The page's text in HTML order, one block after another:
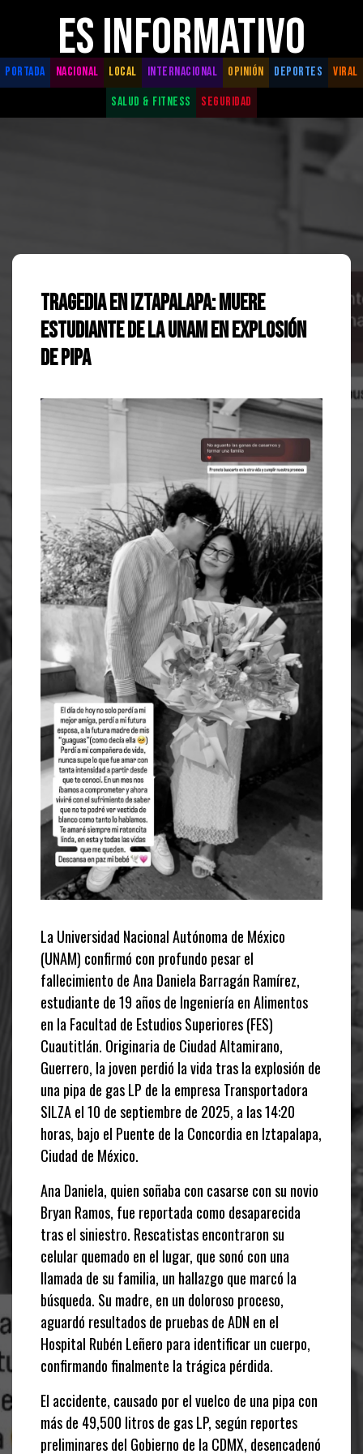
ES INFORMATIVO
PORTADA NACIONAL LOCAL INTERNACIONAL OPINIÓN DEPORTES
VIRAL
SALUD & FITNESS
SEGURIDAD
Tragedia en Iztapalapa: Muere
estudiante de la UNAM en explosión
de pipa
La Universidad Nacional Autónoma de México
(UNAM) confirmó con profundo pesar el
fallecimiento de Ana Daniela Barragán Ramírez,
estudiante de 19 años de Ingeniería en Alimentos
en la Facultad de Estudios Superiores (FES)
Cuautitlán. Originaria de Ciudad Altamirano,
Guerrero, la joven perdió la vida tras la explosión de
una pipa de gas LP de la empresa Transportadora
SILZA el 10 de septiembre de 2025, a las 14:20
horas, bajo el Puente de la Concordia en Iztapalapa,
Ciudad de México.
Ana Daniela, quien soñaba con casarse con su novio
Bryan Ramos, fue reportada como desaparecida
tras el siniestro. Rescatistas encontraron su
celular quemado en el lugar, que sonó con una
llamada de su familia, un hallazgo que marcó la
búsqueda. Su madre, en un doloroso proceso,
aguardó resultados de pruebas de ADN en el
Hospital Rubén Leñero para identificar un cuerpo,
confirmando finalmente la trágica pérdida.
El accidente, causado por el vuelco de una pipa con
más de 49,500 litros de gas LP, según reportes
preliminares del Gobierno de la CDMX, desencadenó